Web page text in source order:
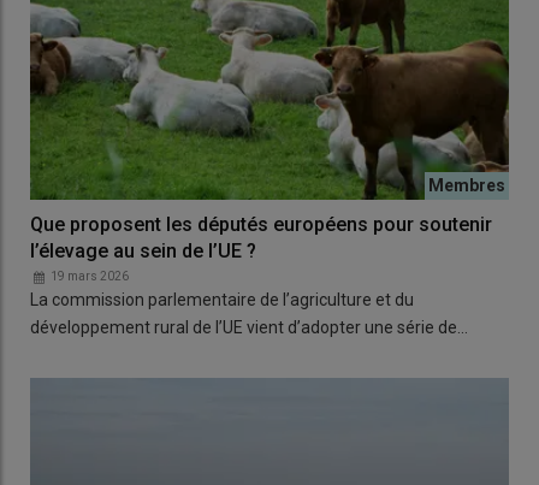
Que proposent les députés européens pour soutenir
l’élevage au sein de l’UE ?
19 mars 2026
La commission parlementaire de l’agriculture et du
développement rural de l’UE vient d’adopter une série de…